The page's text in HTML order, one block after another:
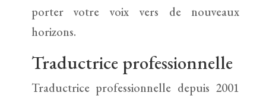
porter votre voix vers de nouveaux
horizons.
Traductrice professionnelle
Traductrice professionnelle depuis 2001